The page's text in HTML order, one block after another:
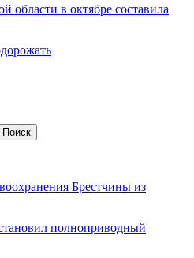
области в октябре составила
Брестчины из
полноприводный